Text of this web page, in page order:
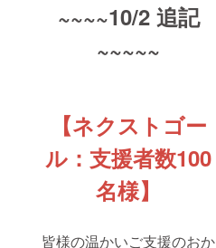
~~~~10/2 追記
~~~~~
【ネクストゴー
ル：支援者数100
名様】
皆様の温かいご支援のおか